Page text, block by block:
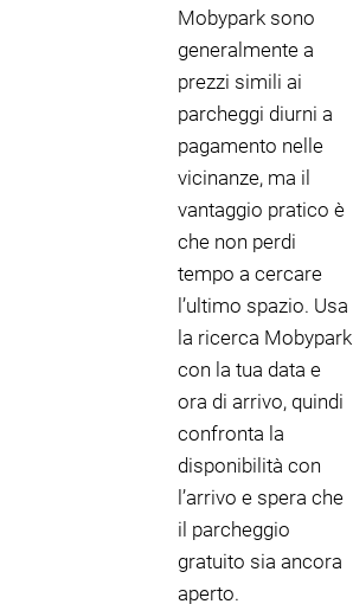
Mobypark sono
generalmente a
prezzi simili ai
parcheggi diurni a
pagamento nelle
vicinanze, ma il
vantaggio pratico è
che non perdi
tempo a cercare
l’ultimo spazio. Usa
la ricerca Mobypark
con la tua data e
ora di arrivo, quindi
confronta la
disponibilità con
l’arrivo e spera che
il parcheggio
gratuito sia ancora
aperto.